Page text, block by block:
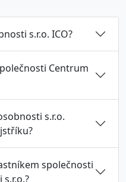
s.r.o. ICO?
Centrum
s.r.o.
společnosti